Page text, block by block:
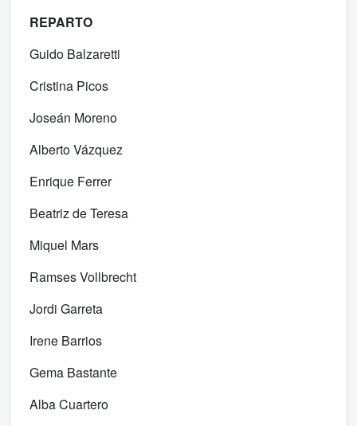
REPARTO
Guido Balzaretti
Cristina Picos
Joseán Moreno
Alberto Vázquez
Enrique Ferrer
Beatriz de Teresa
Miquel Mars
Ramses Vollbrecht
Jordi Garreta
Irene Barrios
Gema Bastante
Alba Cuartero